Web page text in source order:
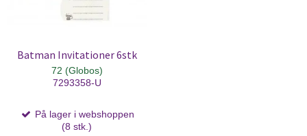
Batman Invitationer 6stk
72 (Globos)
7293358-U
På lager i webshoppen
(8 stk.)